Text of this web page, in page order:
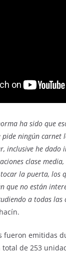
ha sido que
ningún carnet
inclusive he dado
clase
la puerta, los
que no están
a todas las
fueron emitidas
de 253